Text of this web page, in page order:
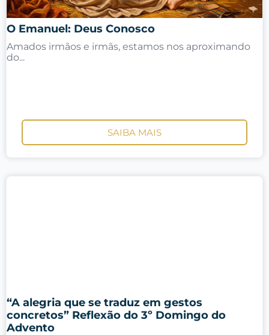
O Emanuel: Deus Conosco
Amados irmãos e irmãs, estamos nos aproximando
do...
SAIBA MAIS
“A alegria que se traduz em gestos
concretos” Reflexão do 3º Domingo do
Advento